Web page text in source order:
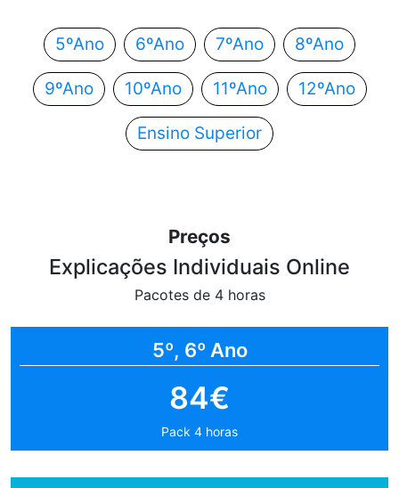
5ºAno 6ºAno 7ºAno 8ºAno
9ºAno 10ºAno 11ºAno 12ºAno
Ensino Superior
Preços
Explicações Individuais Online
Pacotes de 4 horas
5º, 6º Ano
84€
Pack 4 horas